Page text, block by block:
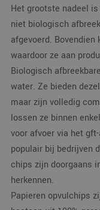
Het grootste nadeel
niet biologisch
afgevoerd.
waardoor ze aan
Biologisch
water. Ze bieden
maar zijn volledig
lossen ze binnen
voor afvoer via het
populair bij bedrijven
chips zijn doorgaans
herkennen.
Papieren opvulchips